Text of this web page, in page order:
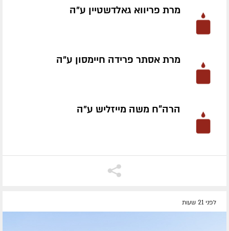
מרת פריווא גאלדשטיין ע״ה
מרת אסתר פרידה חיימסון ע״ה
הרה"ח משה מייזליש ע״ה
לפני 21 שעות